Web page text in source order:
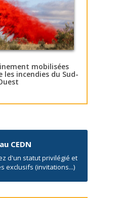
mobilisées
incendies du Sud-
CEDN
d'un statut privilégié et
exclusifs (invitations...)